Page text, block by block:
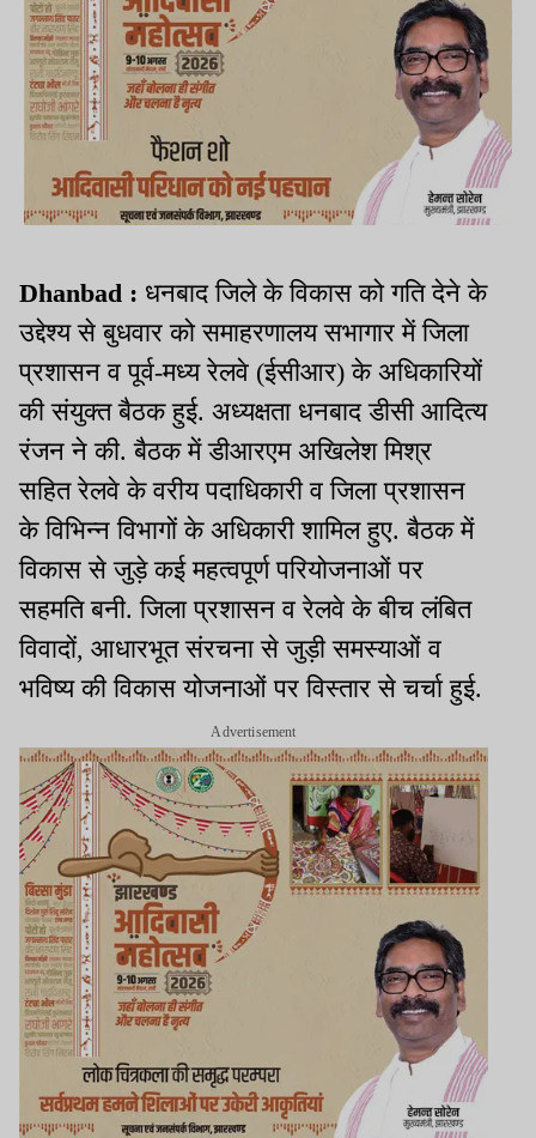
Dhanbad : धनबाद जिले के विकास को गति देने के
उद्देश्य से बुधवार को समाहरणालय सभागार में जिला
प्रशासन व पूर्व-मध्य रेलवे (ईसीआर) के अधिकारियों
की संयुक्त बैठक हुई. अध्यक्षता धनबाद डीसी आदित्य
रंजन ने की. बैठक में डीआरएम अखिलेश मिश्र
सहित रेलवे के वरीय पदाधिकारी व जिला प्रशासन
के विभिन्न विभागों के अधिकारी शामिल हुए. बैठक में
विकास से जुड़े कई महत्वपूर्ण परियोजनाओं पर
सहमति बनी. जिला प्रशासन व रेलवे के बीच लंबित
विवादों, आधारभूत संरचना से जुड़ी समस्याओं व
भविष्य की विकास योजनाओं पर विस्तार से चर्चा हुई.
Advertisement